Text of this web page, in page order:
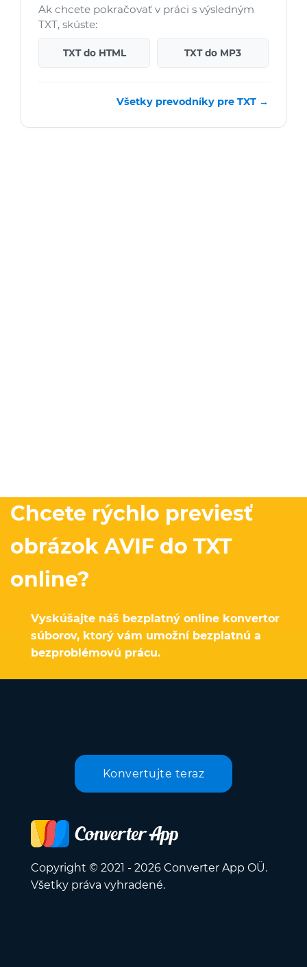
Ak chcete pokračovať v práci s výsledným
TXT, skúste:
TXT do HTML TXT do MP3
Všetky prevodníky pre TXT →
Chcete rýchlo previesť
obrázok AVIF do TXT
online?
Vyskúšajte náš bezplatný online konvertor
súborov, ktorý vám umožní bezplatnú a
bezproblémovú prácu.
Konvertujte teraz
Copyright © 2021 - 2026 Converter App OÜ.
Všetky práva vyhradené.